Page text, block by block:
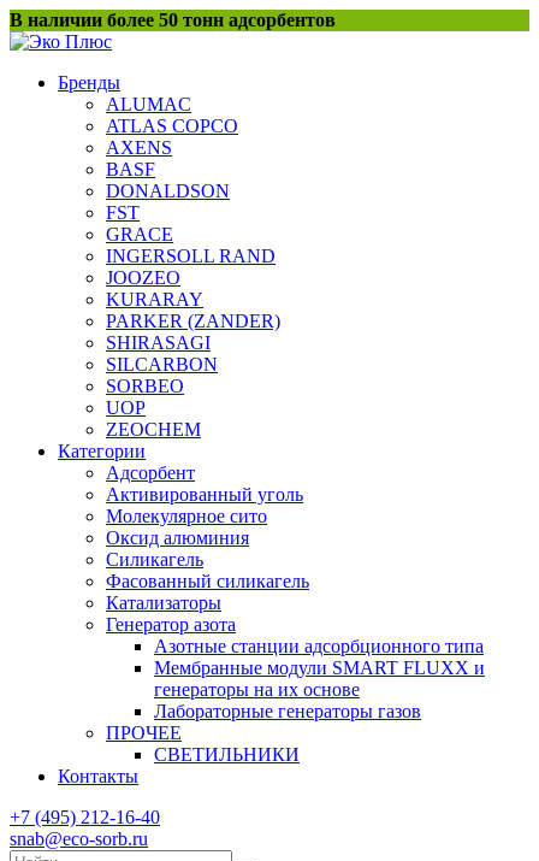
Перейти
к
В наличии более 50 тонн адсорбентов
Бренды
ALUMAC
ATLAS COPCO
AXENS
BASF
DONALDSON
FST
GRACE
INGERSOLL RAND
JOOZEO
KURARAY
PARKER (ZANDER)
SHIRASAGI
SILCARBON
SORBEO
UOP
ZEOCHEM
Категории
Адсорбент
Активированный уголь
Молекулярное сито
Оксид алюминия
Силикагель
Фасованный силикагель
Катализаторы
Генератор азота
Азотные станции адсорбционного типа
Мембранные модули SMART FLUXX и
генераторы на их основе
Лабораторные генераторы газов
ПРОЧЕЕ
СВЕТИЛЬНИКИ
Контакты
+7 (495) 212-16-40
snab@eco-sorb.ru